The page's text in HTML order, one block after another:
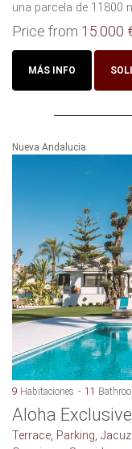
una parcela de 11800
Price from 15.000
MÁS INFO
Nueva Andalucia
9 Habitaciones 11
Aloha
Terrace, Parking,